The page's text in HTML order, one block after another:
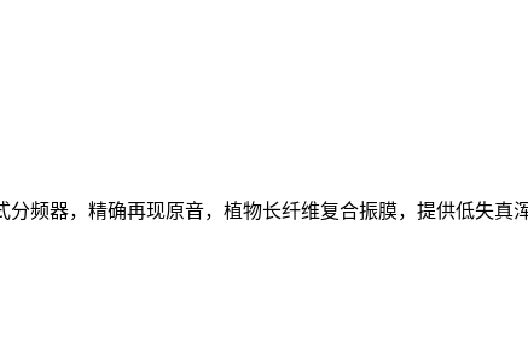
分频器，精确再现原音，植物长纤维复合振膜，提供低失